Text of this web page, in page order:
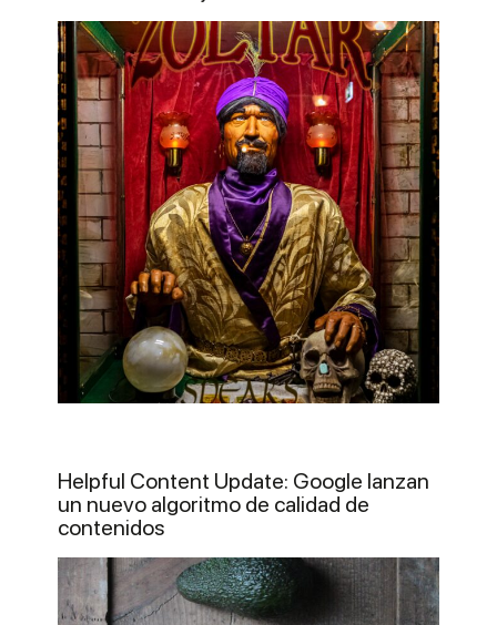
Helpful Content Update: Google lanzan
un nuevo algoritmo de calidad de
contenidos